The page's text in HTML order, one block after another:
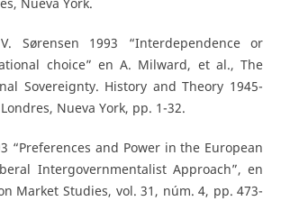
Nueva York.
Sørensen 1993 “Interdependence or
choice” en A. Milward, et al., The
Sovereignty. History and Theory 1945-
Nueva York, pp. 1-32.
“Preferences and Power in the European
Intergovernmentalist Approach”, en
Market Studies, vol. 31, núm. 4, pp. 473-